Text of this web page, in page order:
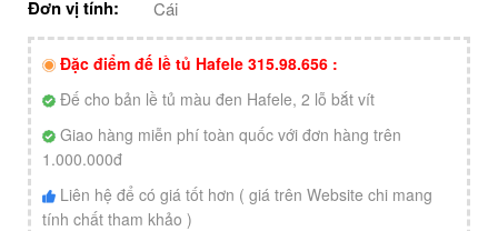
Đơn vị tính: Cái
Đặc điểm đế lề tủ Hafele 315.98.656 :
Đế cho bản lề tủ màu đen Hafele, 2 lỗ bắt vít
Giao hàng miễn phí toàn quốc với đơn hàng trên
1.000.000đ
Liên hệ để có giá tốt hơn ( giá trên Website chi mang
tính chất tham khảo )